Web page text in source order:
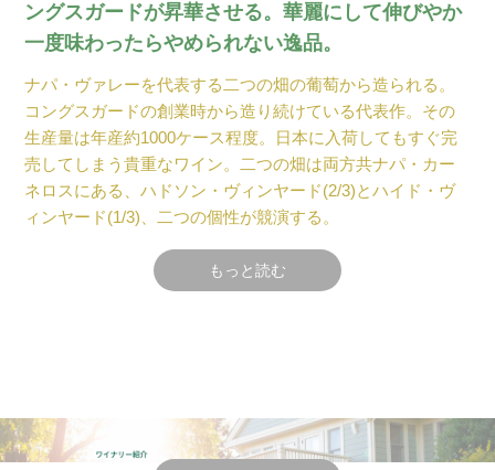
ングスガードが昇華させる。華麗にして伸びやか
一度味わったらやめられない逸品。
ナパ・ヴァレーを代表する二つの畑の葡萄から造られる。
コングスガードの創業時から造り続けている代表作。その
生産量は年産約1000ケース程度。日本に入荷してもすぐ完
売してしまう貴重なワイン。二つの畑は両方共ナパ・カー
ネロスにある、ハドソン・ヴィンヤード(2/3)とハイド・ヴ
ィンヤード(1/3)、二つの個性が競演する。
もっと読む
シャルドネ100% 1996年初リリースから現在まで造り
つづけている。 天然酵母のみの樽醗酵・樽熟成(約2
に現れる濃厚でフリンティ(火打石の香)な香りが顕著
に表れるのがこのワインの特徴の一つ。